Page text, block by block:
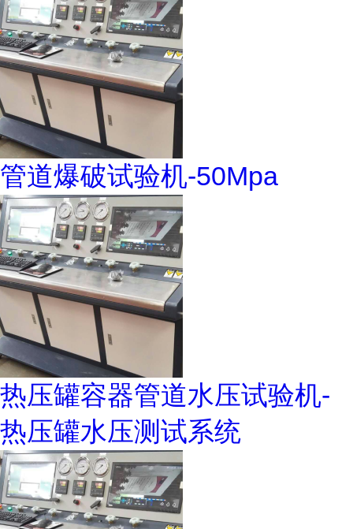
管道爆破试验机-50Mpa
热压罐容器管道水压试验机-
热压罐水压测试系统